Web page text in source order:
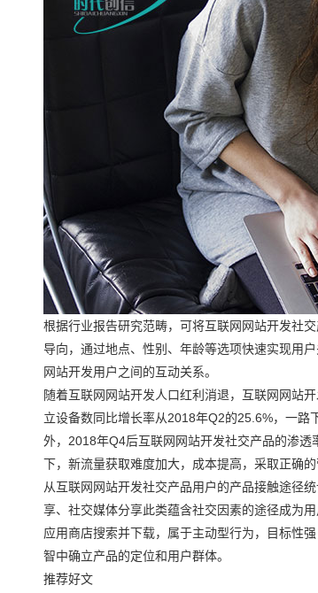
根据行业报告研究范畴，可将互联网网站开发社
导向，通过地点、性别、年龄等选项快速实现用
网站开发用户之间的互动关系。
随着互联网网站开发人口红利消退，互联网网站
立设备数同比增长率从2018年Q2的25.6%，一
外，2018年Q4后互联网网站开发社交产品的渗
下，新流量获取难度加大，成本提高，采取正确
从互联网网站开发社交产品用户的产品接触途径
享、社交媒体分享此类蕴含社交因素的途径成为
应用商店搜索并下载，属于主动型行为，目标性
智中确立产品的定位和用户群体。
推荐好文